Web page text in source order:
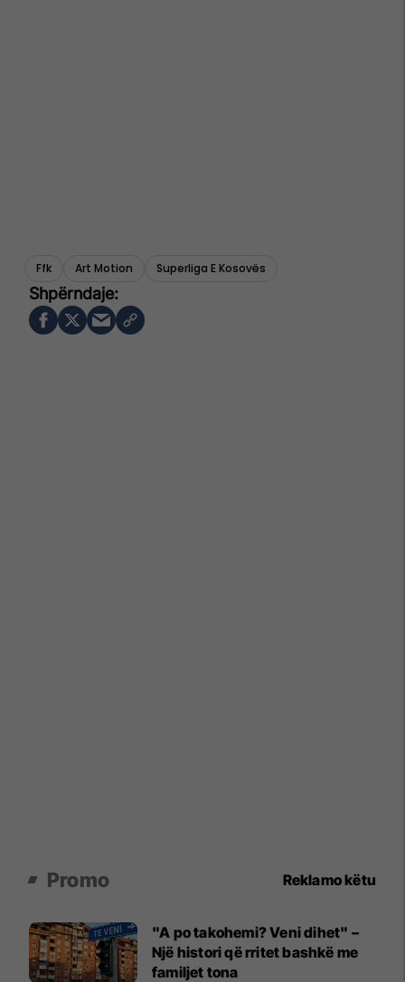
Ffk Art Motion Superliga E Kosovës
Promo Reklamo këtu
"A po takohemi? Veni dihet" –
Një histori që rritet bashkë me
familjet tona